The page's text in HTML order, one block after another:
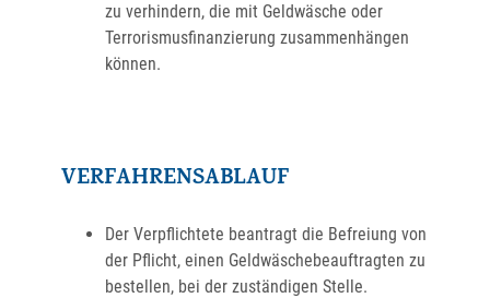
zu verhindern, die mit Geldwäsche oder
Terrorismusfinanzierung zusammenhängen
können.
VERFAHRENSABLAUF
Der Verpflichtete beantragt die Befreiung von
der Pflicht, einen Geldwäschebeauftragten zu
bestellen, bei der zuständigen Stelle.